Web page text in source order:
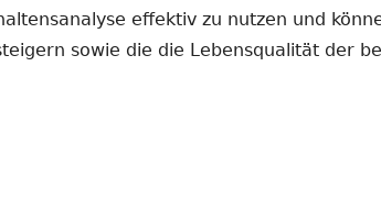
effektiv zu nutzen und
sowie die die Lebensqualität der